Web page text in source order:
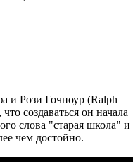
и Рози Гочноур (Ralph
создаваться он начала
слова "старая школа" и
чем достойно.